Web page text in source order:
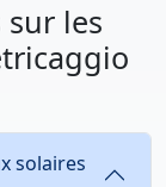
les
solaires